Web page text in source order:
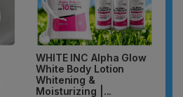
WHITE INC Alpha Glow
White Body Lotion
Whitening &
Moisturizing |...